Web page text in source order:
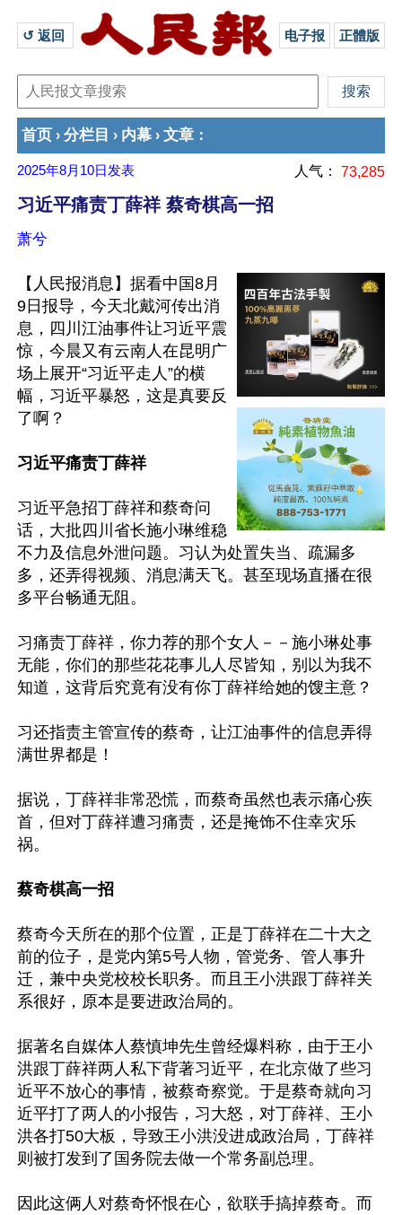
↺ 返回 电子报 正體版
首页 › 分栏目 › 内幕 › 文章 ：
2025年8月10日 发表 人气： 73,285
习近平痛责丁薛祥 蔡奇棋高一招
萧兮
【人民报消息】据看中国8月
9日报导，今天北戴河传出消
息，四川江油事件让习近平震
惊，今晨又有云南人在昆明广
场上展开“习近平走人”的横
幅，习近平暴怒，这是真要反
了啊？
习近平痛责丁薛祥
习近平急招丁薛祥和蔡奇问
话，大批四川省长施小琳维稳
不力及信息外泄问题。习认为处置失当、疏漏多
多，还弄得视频、消息满天飞。甚至现场直播在很
多平台畅通无阻。
习痛责丁薛祥，你力荐的那个女人－－施小琳处事
无能，你们的那些花花事儿人尽皆知，别以为我不
知道，这背后究竟有没有你丁薛祥给她的馊主意？
习还指责主管宣传的蔡奇，让江油事件的信息弄得
满世界都是！
据说，丁薛祥非常恐慌，而蔡奇虽然也表示痛心疾
首，但对丁薛祥遭习痛责，还是掩饰不住幸灾乐
祸。
蔡奇棋高一招
蔡奇今天所在的那个位置，正是丁薛祥在二十大之
前的位子，是党内第5号人物，管党务、管人事升
迁，兼中央党校校长职务。而且王小洪跟丁薛祥关
系很好，原本是要进政治局的。
据著名自媒体人蔡慎坤先生曾经爆料称，由于王小
洪跟丁薛祥两人私下背著习近平，在北京做了些习
近平不放心的事情，被蔡奇察觉。于是蔡奇就向习
近平打了两人的小报告，习大怒，对丁薛祥、王小
洪各打50大板，导致王小洪没进成政治局，丁薛祥
则被打发到了国务院去做一个常务副总理。
因此这俩人对蔡奇怀恨在心，欲联手搞掉蔡奇。而